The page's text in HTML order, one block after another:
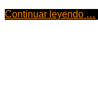
Continuar leyendo …